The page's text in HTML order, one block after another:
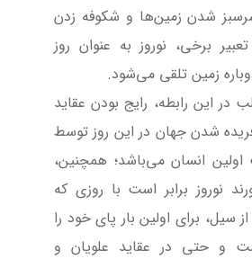
شدن زمین‌ها و شکوفه زدن
برخی، نوروز به عنوان روز
زمین تلقی می‌شود.
در این رابطه، رایج بودن عقاید
شدن جهان در این روز توسط
انسان می‌باشد؛ همچنین،
نوروز برابر است با روزی که
برای اولین بار پای خود را
و حتی در عقاید علویان و